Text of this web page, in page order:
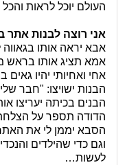
העולם יוכל לראות
אני רוצה לבנות אתר
אבא יראה אותו בגאווה
אמא תציג אותו בראש
אחי ואחיותי יהיו גאים
הבנות ישויצו: "חבר
הבנים בכיתה יעריצו
הדודה תספר על
הסבא יממן לי את
וגם כדי שהילדים
לעשות…